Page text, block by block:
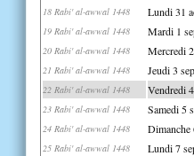
18 Rabi' al-awwal 1448 Lundi 31
19 Rabi' al-awwal 1448 Mardi 1
20 Rabi' al-awwal 1448 Mercredi
21 Rabi' al-awwal 1448 Jeudi 3
22 Rabi' al-awwal 1448 Vendredi
23 Rabi' al-awwal 1448 Samedi 5
24 Rabi' al-awwal 1448 Dimanche
25 Rabi' al-awwal 1448 Lundi 7